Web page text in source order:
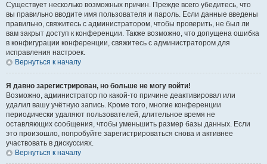
Существует несколько возможных причин. Прежде всего убедитесь, что
вы правильно вводите имя пользователя и пароль. Если данные введены
правильно, свяжитесь с администратором, чтобы проверить, не был ли
вам закрыт доступ к конференции. Также возможно, что допущена ошибка
в конфигурации конференции, свяжитесь с администратором для
исправления настроек.
Вернуться к началу
Я давно зарегистрирован, но больше не могу войти!
Возможно, администратор по какой-то причине деактивировал или
удалил вашу учётную запись. Кроме того, многие конференции
периодически удаляют пользователей, длительное время не
оставляющих сообщения, чтобы уменьшить размер базы данных. Если
это произошло, попробуйте зарегистрироваться снова и активнее
участвовать в дискуссиях.
Вернуться к началу